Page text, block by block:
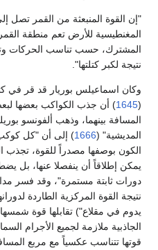
"إن القوة المنبعثة من القمر تصل
المغنطيسية للأرض تعم منطقة
المشترك، حسب تناسب الحركات
نتيجة لكبر كتلتها".
(1645
) أن جذب الكواكب بعضها
المسافة بينهما، وذهب ألفونسو
المديشية" (1666) إلى أن "كل
الكون بوصفها مصدراً للقوة، تجذب
يمكن إطلاقاً أن ينفصلا عنها، بل
دورات ثابتة مستمرة"، وقد فسر
نتيجة القوة المركزية الطاردة
يدوم في مقلاع") تقابلها قوة
الجاذبية ملازمة لجميع الأجرام
قوتها تتناسب عكسياً مع مربع